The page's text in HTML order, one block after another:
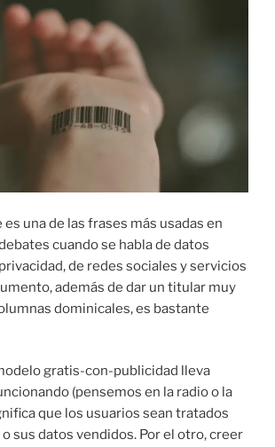
una de las frases más usadas en
cuando se habla de datos
de redes sociales y servicios
además de dar un titular muy
dominicales, es bastante
gratis-con-publicidad lleva
(pensemos en la radio o la
que los usuarios sean tratados
sus datos vendidos. Por el otro, creer